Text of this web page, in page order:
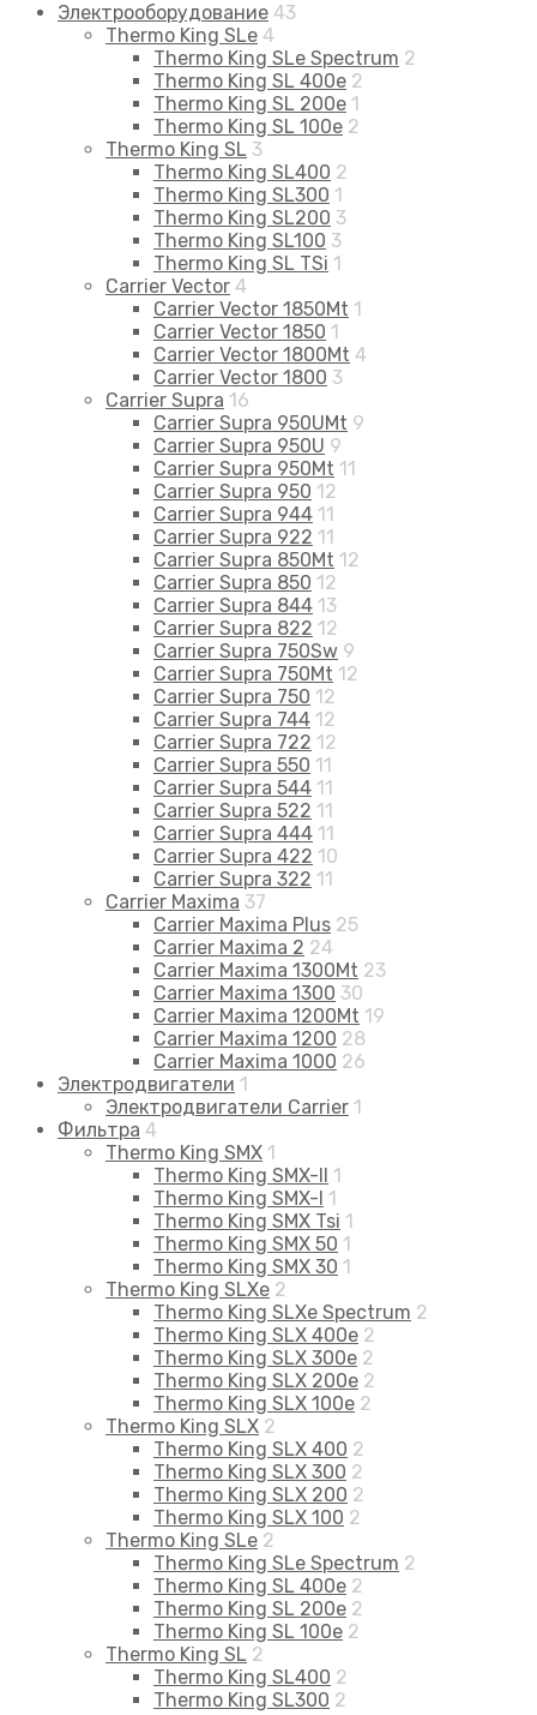
Электрооборудование 43
Thermo King SLe 4
Thermo King SLe Spectrum 2
Thermo King SL 400e 2
Thermo King SL 200e 1
Thermo King SL 100e 2
Thermo King SL 3
Thermo King SL400 2
Thermo King SL300 1
Thermo King SL200 3
Thermo King SL100 3
Thermo King SL TSi 1
Carrier Vector 4
Carrier Vector 1850Mt 1
Carrier Vector 1850 1
Carrier Vector 1800Mt 4
Carrier Vector 1800 3
Carrier Supra 16
Carrier Supra 950UMt 9
Carrier Supra 950U 9
Carrier Supra 950Mt 11
Carrier Supra 950 12
Carrier Supra 944 11
Carrier Supra 922 11
Carrier Supra 850Mt 12
Carrier Supra 850 12
Carrier Supra 844 13
Carrier Supra 822 12
Carrier Supra 750Sw 9
Carrier Supra 750Mt 12
Carrier Supra 750 12
Carrier Supra 744 12
Carrier Supra 722 12
Carrier Supra 550 11
Carrier Supra 544 11
Carrier Supra 522 11
Carrier Supra 444 11
Carrier Supra 422 10
Carrier Supra 322 11
Carrier Maxima 37
Carrier Maxima Plus 25
Carrier Maxima 2 24
Carrier Maxima 1300Mt 23
Carrier Maxima 1300 30
Carrier Maxima 1200Mt 19
Carrier Maxima 1200 28
Carrier Maxima 1000 26
Электродвигатели 1
Электродвигатели Carrier 1
Фильтра 4
Thermo King SMX 1
Thermo King SMX-II 1
Thermo King SMX-I 1
Thermo King SMX Tsi 1
Thermo King SMX 50 1
Thermo King SMX 30 1
Thermo King SLXe 2
Thermo King SLXe Spectrum 2
Thermo King SLX 400e 2
Thermo King SLX 300e 2
Thermo King SLX 200e 2
Thermo King SLX 100e 2
Thermo King SLX 2
Thermo King SLX 400 2
Thermo King SLX 300 2
Thermo King SLX 200 2
Thermo King SLX 100 2
Thermo King SLe 2
Thermo King SLe Spectrum 2
Thermo King SL 400e 2
Thermo King SL 200e 2
Thermo King SL 100e 2
Thermo King SL 2
Thermo King SL400 2
Thermo King SL300 2